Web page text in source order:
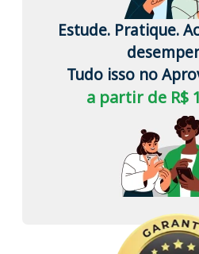
Estude. Pratique.
Tudo isso no
a partir de R$